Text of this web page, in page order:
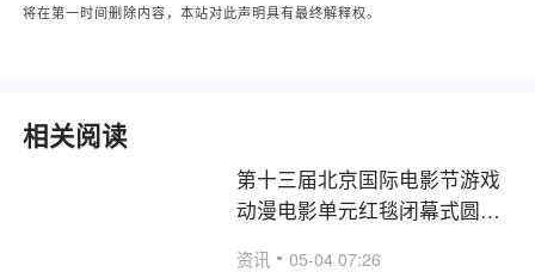
将在第一时间删除内容，本站对此声明具有最终解释权。
相关阅读
第十三届北京国际电影节游戏
动漫电影单元红毯闭幕式圆满
资讯 05-04 07:26